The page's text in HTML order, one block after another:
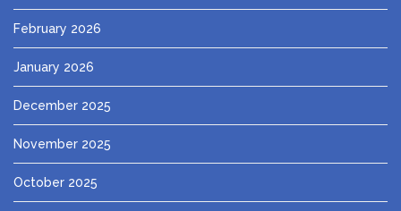
February 2026
January 2026
December 2025
November 2025
October 2025